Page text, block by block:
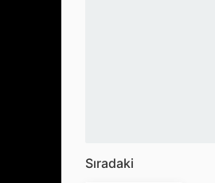
Sıradaki